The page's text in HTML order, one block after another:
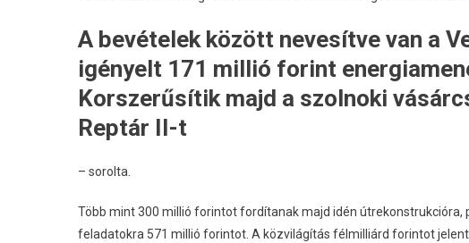
A bevételek között nevesítve van a
igényelt 171 millió forint
Korszerűsítik majd a szolnoki
Reptár II-t
– sorolta.
Több mint 300 millió forintot fordítanak majd idén
feladatokra 571 millió forintot. A közvilágítás félmilliárd forintot